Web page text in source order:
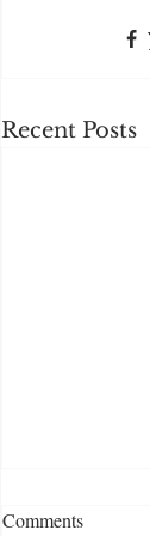
Recent Posts
Comments